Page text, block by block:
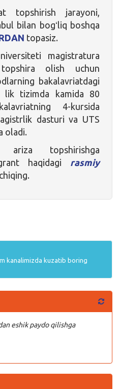
topshirish jarayoni,
bilan bogʻliq boshqa
topasiz.
magistratura
olish uchun
bakalavriatdagi
lik tizimda kamida 80
4-kursida
dasturi va UTS
oladi.
topshirishga
haqidagi rasmiy
kanalimizda kuzatib boring
eshik paydo qilishga